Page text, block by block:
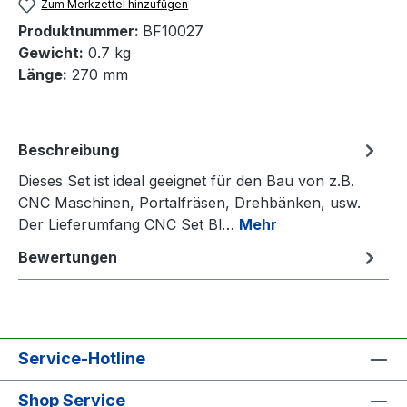
Zum Merkzettel hinzufügen
Produktnummer: BF10027
Gewicht: 0.7 kg
Länge: 270 mm
Beschreibung
Dieses Set ist ideal geeignet für den Bau von z.B.
CNC Maschinen, Portalfräsen, Drehbänken, usw.
Der Lieferumfang CNC Set Bl… Mehr
Bewertungen
Service-Hotline
Shop Service